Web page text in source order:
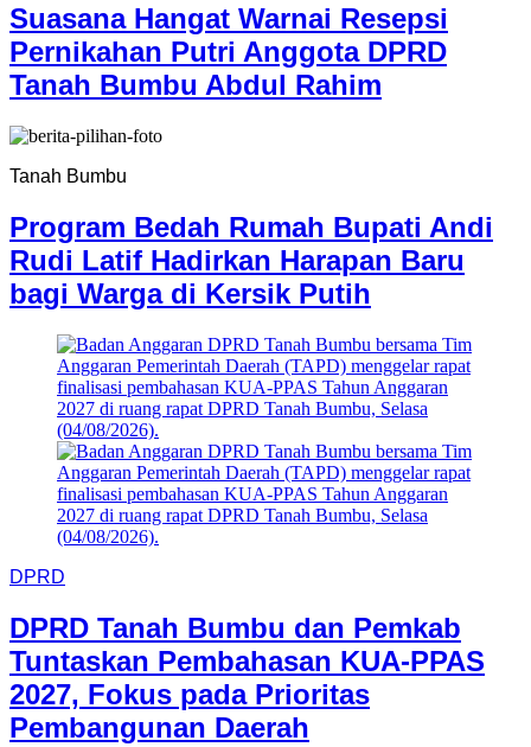
Suasana Hangat Warnai Resepsi
Pernikahan Putri Anggota DPRD
Tanah Bumbu Abdul Rahim
Tanah Bumbu
Program Bedah Rumah Bupati Andi
Rudi Latif Hadirkan Harapan Baru
bagi Warga di Kersik Putih
DPRD
DPRD Tanah Bumbu dan Pemkab
Tuntaskan Pembahasan KUA-PPAS
2027, Fokus pada Prioritas
Pembangunan Daerah